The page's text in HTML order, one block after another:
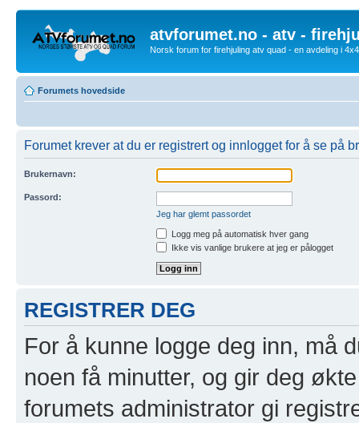
atvforumet.no - atv -
Norsk forum for firehjuling atv quad - en avdeling i
Forumets hovedside
Forumet krever at du er registrert og innlogget for å se på
Brukernavn:
Passord:
Jeg har glemt passordet
Logg meg på automatisk hver gang
Ikke vis vanlige brukere at jeg er pålogget
REGISTRER DEG
For å kunne logge deg inn, må
noen få minutter, og gir deg
forumets administrator gi